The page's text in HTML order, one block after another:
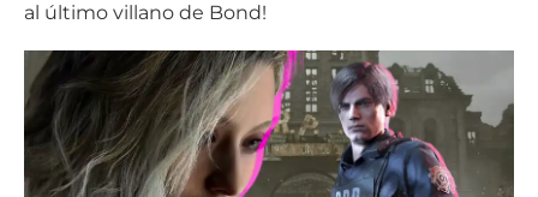
al último villano de Bond!